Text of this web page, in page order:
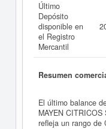
Último
Depósito
disponible en
el Registro
Mercantil
Resumen
El último balance
MAYEN
refleja un rango de